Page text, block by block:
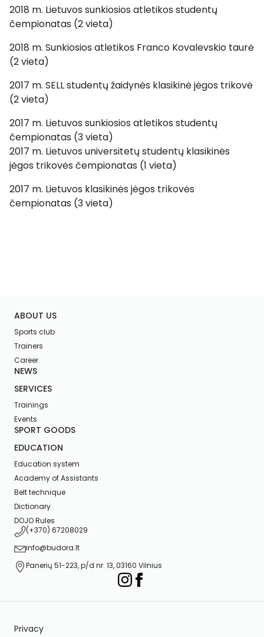
2018 m. Lietuvos sunkiosios atletikos studentų
čempionatas (2 vieta)
2018 m. Sunkiosios atletikos Franco Kovalevskio taurė
(2 vieta)
2017 m. SELL studentų žaidynės klasikinė jėgos trikovė
(2 vieta)
2017 m. Lietuvos sunkiosios atletikos studentų
čempionatas (3 vieta)
2017 m. Lietuvos universitetų studentų klasikinės
jėgos trikovės čempionatas (1 vieta)
2017 m. Lietuvos klasikinės jėgos trikovės
čempionatas (3 vieta)
ABOUT US
Sports club
Trainers
Career
NEWS
SERVICES
Trainings
Events
SPORT GOODS
EDUCATION
Education system
Academy of Assistants
Belt technique
Dictionary
DOJO Rules
(+370) 67208029
info@budora.lt
Panerių 51-223, p/d nr. 13, 03160 Vilnius
Privacy